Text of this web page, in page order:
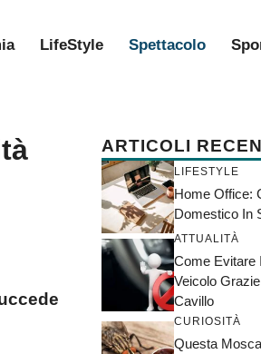
LifeStyle Spettacolo
ARTICOLI
LIFESTYLE
Home Office:
Domestico In
ATTUALITÀ
Come Evitare
Veicolo
Cavillo
CURIOSITÀ
Questa